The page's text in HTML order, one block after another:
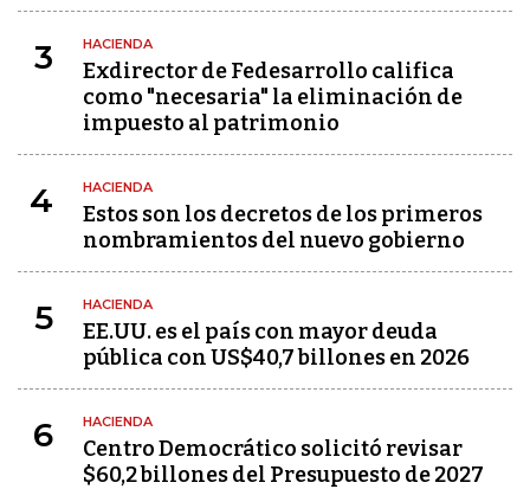
3 HACIENDA
Exdirector de Fedesarrollo califica
como "necesaria" la eliminación de
impuesto al patrimonio
4 HACIENDA
Estos son los decretos de los primeros
nombramientos del nuevo gobierno
5 HACIENDA
EE.UU. es el país con mayor deuda
pública con US$40,7 billones en 2026
6 HACIENDA
Centro Democrático solicitó revisar
$60,2 billones del Presupuesto de 2027